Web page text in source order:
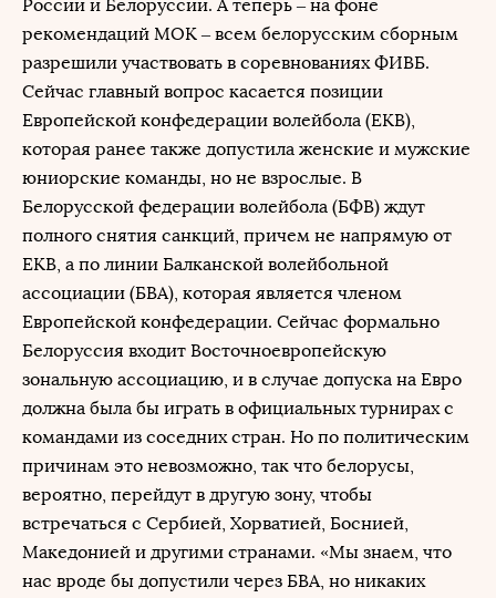
России и Белоруссии. А теперь – на фоне
рекомендаций МОК – всем белорусским сборным
разрешили участвовать в соревнованиях ФИВБ.
Сейчас главный вопрос касается позиции
Европейской конфедерации волейбола (ЕКВ),
которая ранее также допустила женские и мужские
юниорские команды, но не взрослые. В
Белорусской федерации волейбола (БФВ) ждут
полного снятия санкций, причем не напрямую от
ЕКВ, а по линии Балканской волейбольной
ассоциации (БВА), которая является членом
Европейской конфедерации. Сейчас формально
Белоруссия входит Восточноевропейскую
зональную ассоциацию, и в случае допуска на Евро
должна была бы играть в официальных турнирах с
командами из соседних стран. Но по политическим
причинам это невозможно, так что белорусы,
вероятно, перейдут в другую зону, чтобы
встречаться с Сербией, Хорватией, Боснией,
Македонией и другими странами. «Мы знаем, что
нас вроде бы допустили через БВА, но никаких